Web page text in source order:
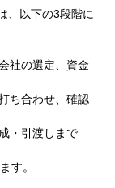
、以下の3段階に
社の選定、資金
ち合わせ、確認
・引渡しまで
す。